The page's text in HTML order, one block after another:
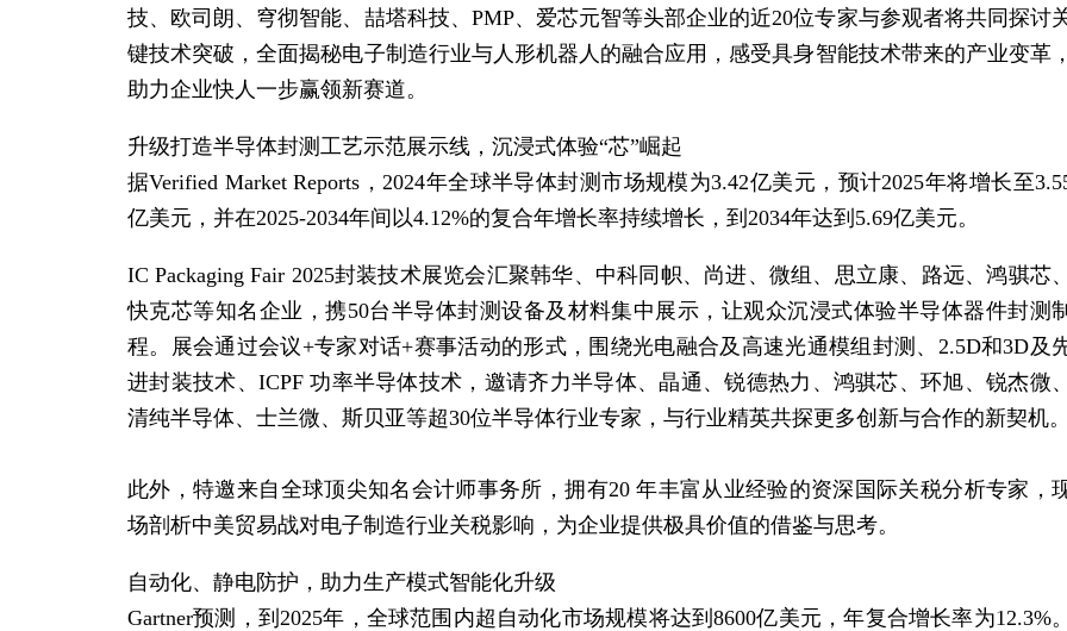
技、欧司朗、穹彻智能、喆塔科技、PMP、爱芯元智等头部企业的近20位专家与参观者将共同探讨
键技术突破，全面揭秘电子制造行业与人形机器人的融合应用，感受具身智能技术带来的产业变革，
助力企业快人一步赢领新赛道。
升级打造半导体封测工艺示范展示线，沉浸式体验“芯”崛起
据Verified Market Reports，2024年全球半导体封测市场规模为3.42亿美元，预计2025年将增长至
亿美元，并在2025-2034年间以4.12%的复合年增长率持续增长，到2034年达到5.69亿美元。
IC Packaging Fair 2025封装技术展览会汇聚韩华、中科同帜、尚进、微组、思立康、路远、鸿骐芯、
快克芯等知名企业，携50台半导体封测设备及材料集中展示，让观众沉浸式体验半导体器件封测制
程。展会通过会议+专家对话+赛事活动的形式，围绕光电融合及高速光通模组封测、2.5D和3D及
进封装技术、ICPF 功率半导体技术，邀请齐力半导体、晶通、锐德热力、鸿骐芯、环旭、锐杰微、
清纯半导体、士兰微、斯贝亚等超30位半导体行业专家，与行业精英共探更多创新与合作的新契机。
此外，特邀来自全球顶尖知名会计师事务所，拥有20 年丰富从业经验的资深国际关税分析专家，
场剖析中美贸易战对电子制造行业关税影响，为企业提供极具价值的借鉴与思考。
自动化、静电防护，助力生产模式智能化升级
Gartner预测，到2025年，全球范围内超自动化市场规模将达到8600亿美元，年复合增长率为12.3%。